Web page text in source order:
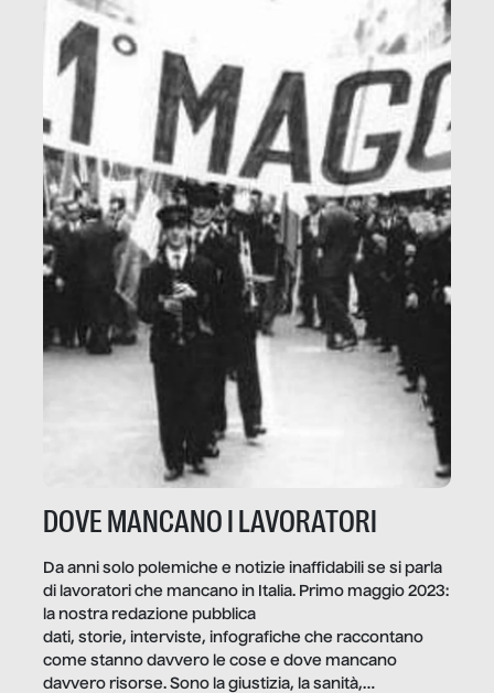
DOVE MANCANO I LAVORATORI
Da anni solo polemiche e notizie inaffidabili se si parla
di lavoratori che mancano in Italia. Primo maggio 2023:
la nostra redazione pubblica
dati, storie, interviste, infografiche che raccontano
come stanno davvero le cose e dove mancano
davvero risorse. Sono la giustizia, la sanità,